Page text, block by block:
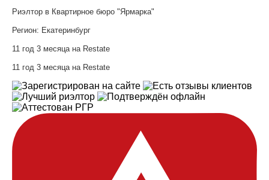
Риэлтор в Квартирное бюро "Ярмарка"
Регион: Екатеринбург
11 год 3 месяца на Restate
11 год 3 месяца на Restate